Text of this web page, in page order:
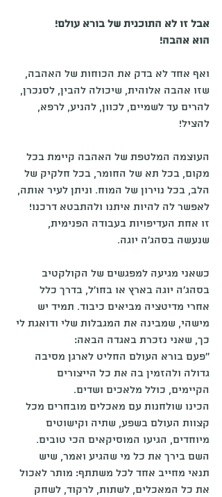
אבל זו לא התוכנית של בורא עולם!
הוא אהבה!
ואף אחד לא בדק את הכוחות של האהבה,
שזו אהבה אלוהית, שיכולה להבין, לסנכרן,
להרים עד לשמיים, לכוון, להניע, לרפא,
להציל!
העוצמה המלטפת של האהבה קיימת בכל
מקום, בכל תא של החומר, בכל חלקיק של
הלב, בכל נוירון של המוח. וניתן לעיר אותה,
לאפשר לה להיות איתנו ולהתבטא דרכנו!
זו אחת העדיפויות בעבודה הפנימית,
שנעשה בסהג'ה יוגה.
כשאני מגיעה למפגשים של הקולקטיב
בסהג'ה יוגה בארץ או בחו'ל, בדרך כלל
אחרי מדיטציה מביאים כיבוד. תמיד יש
מישהי, שמבינה את המגבלות שלי ודואגת לי
כך, שאני נזכרת באגדה הבאה:
''פעם בורא העולם החליט לארגן מסיבה
גדולה ולהזמין בה את כל הייצורים
הקיימים, כולל מלאכים ושדים.
הכינו שולחנות עם מאכלים מובחרים מכל
קצוות העולם בשפע, שתיה וקישוטים
מיוחדים, הגיעו המוסיקאים הכי טובים.
השם בירך את כל מי שהגיע ואמר, שיש
תנאי מחייב אחד לכל משתתף: מותר לאכול
את כל המאכלים, לשתות, לרקוד, לשחק